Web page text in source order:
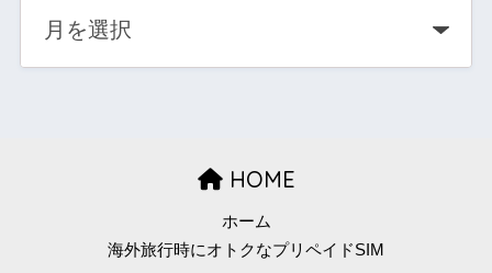
HOME
ホーム
海外旅行時にオトクなプリペイドSIM